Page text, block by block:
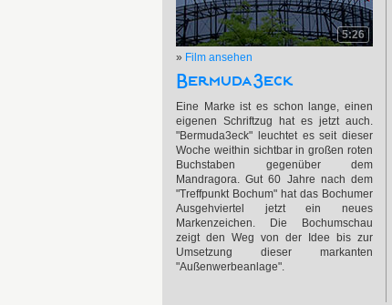
5:26
» Film ansehen
Bermuda3eck
Eine Marke ist es schon lange, einen
eigenen Schriftzug hat es jetzt auch.
"Bermuda3eck" leuchtet es seit dieser
Woche weithin sichtbar in großen roten
Buchstaben gegenüber dem
Mandragora. Gut 60 Jahre nach dem
"Treffpunkt Bochum" hat das Bochumer
Ausgehviertel jetzt ein neues
Markenzeichen. Die Bochumschau
zeigt den Weg von der Idee bis zur
Umsetzung dieser markanten
"Außenwerbeanlage".